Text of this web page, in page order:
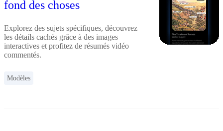
fond des choses
Explorez des sujets spécifiques, découvrez
les détails cachés grâce à des images
interactives et profitez de résumés vidéo
commentés.
Modèles